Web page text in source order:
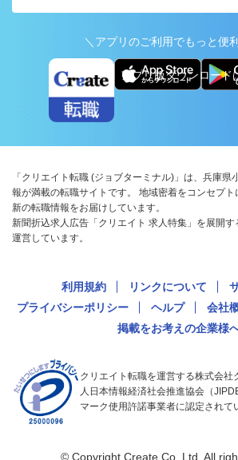
＼アプリのご利用でもっと便
アプリ版ダウンロード
「クリエイト転職 (ジョブターミナル)」は、兵庫県
報が満載の転職サイトです。 地域密着をコンセプ
新の転職情報をお届けしています。
新聞折込求人広告「クリエイト 求人特集」を展開
運営しています。
利用規約 リンクについて
プライバシーポリシー
ヘルプ 会社
掲載をお考えの企業様
クリエイト転職を運営する株式会社
人日本情報経済社会推進協会（
マーク使用許諾事業者に認定されて
© Copyright Create Co.,Ltd. All